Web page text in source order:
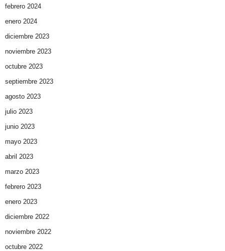
febrero 2024
enero 2024
diciembre 2023
noviembre 2023
octubre 2023
septiembre 2023
agosto 2023
julio 2023
junio 2023
mayo 2023
abril 2023
marzo 2023
febrero 2023
enero 2023
diciembre 2022
noviembre 2022
octubre 2022